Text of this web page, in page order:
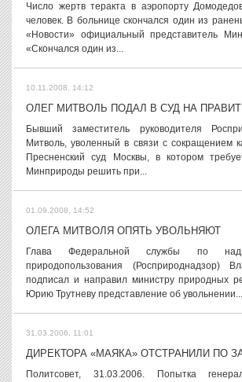
Число жертв теракта в аэропорту
человек. В больнице скончался один из
«Новости» официальный представитель
«Скончался один из...
10.11.2008, 14:12
ОЛЕГ МИТВОЛЬ ПОДАЛ В СУД НА
Бывший заместитель руководителя
Митволь, уволенный в связи с сокращением
Пресненский суд Москвы, в котором
Минприроды решить при...
01.09.2008, 14:52
ОЛЕГА МИТВОЛЯ ОПЯТЬ УВОЛЬНЯЮТ
Глава Федеральной службы по
природопользования (Росприроднадзор)
подписал и направил министру природных
Юрию Трутневу представление об увольнении...
31.03.2006, 11:01
ДИРЕКТОРА «МАЯКА» ОТСТРАНИЛИ ПО
Политсовет, 31.03.2006. Попытка